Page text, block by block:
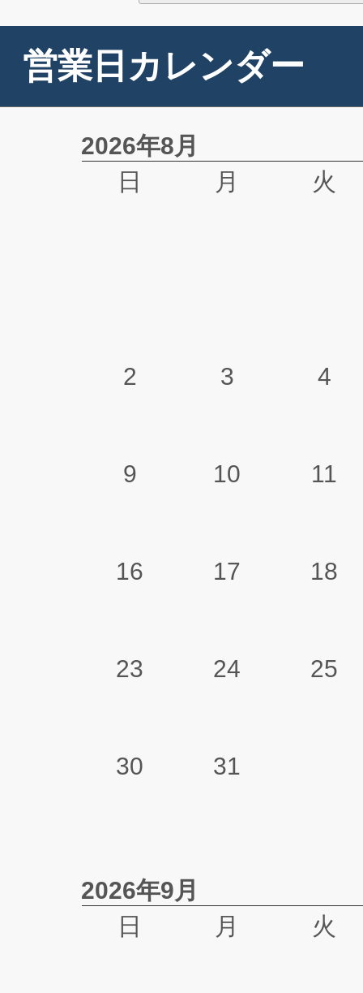
営業日カレンダー
2026年8月
日
月 火
2 3 4
9 10 11
16 17 18
23 24 25
30 31
2026年9月
日
月 火